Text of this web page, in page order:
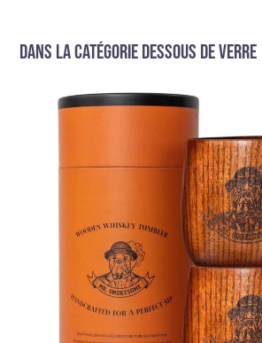
Dans la catégorie Dessous de verre